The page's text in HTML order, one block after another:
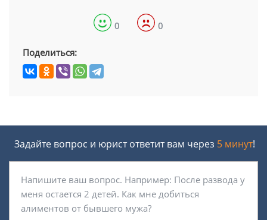
0 0
Поделиться:
Задайте вопрос и юрист ответит вам через 5 минут!